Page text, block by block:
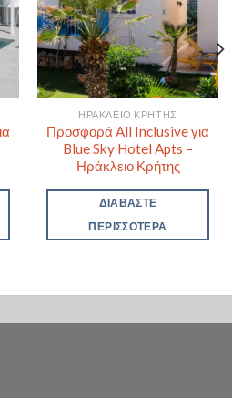
ΗΡΆΚΛΕΙΟ ΚΡΉΤΗΣ
Προσφορά All Inclusive για
Blue Sky Hotel Apts –
Ηράκλειο Κρήτης
ΔΙΑΒΆΣΤΕ
ΠΕΡΙΣΣΌΤΕΡΑ